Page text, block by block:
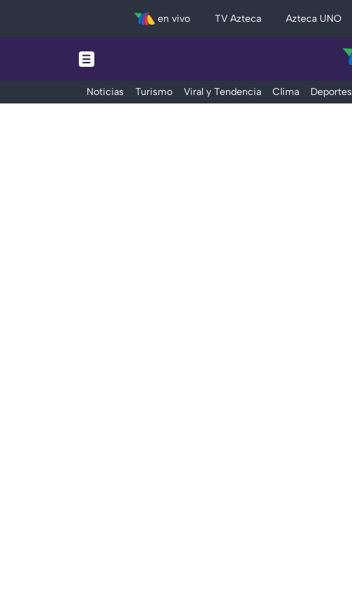
en vivo TV Azteca Azteca UNO
Noticias Turismo Viral y Tendencia Clima Deportes